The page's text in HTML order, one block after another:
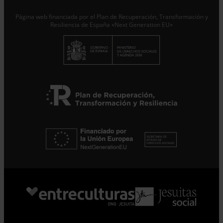
Suscribirme
Página web financiada por el Plan de Recuperación, Transformación y
Resiliencia de España «Next Generation EU»